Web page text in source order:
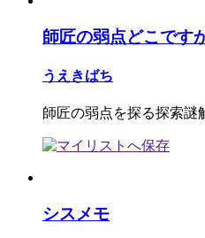
師匠の弱点どこです
うえきばち
師匠の弱点を探る探索謎
シスメモ